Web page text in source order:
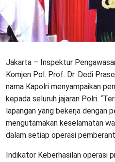
Jakarta – Inspektur
Komjen Pol. Prof. Dr. Dedi
nama Kapolri menyampaikan
kepada seluruh jajaran Polri.
lapangan yang bekerja dengan
mengutamakan keselamatan
dalam setiap operasi
Indikator Keberhasilan operasi